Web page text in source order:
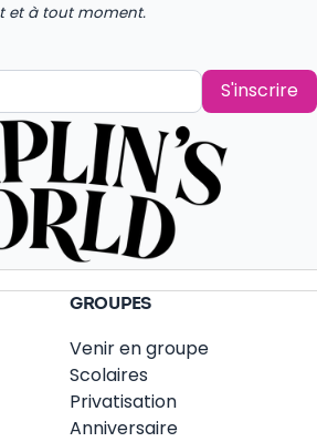
et à tout moment.
S'inscrire
GROUPES
Venir en groupe
Scolaires
Privatisation
Anniversaire